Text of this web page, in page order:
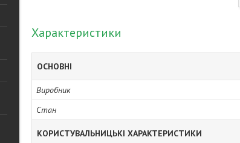
Характеристики
ОСНОВНІ
Виробник
Стан
КОРИСТУВАЛЬНИЦЬКІ ХАРАКТЕРИСТИКИ